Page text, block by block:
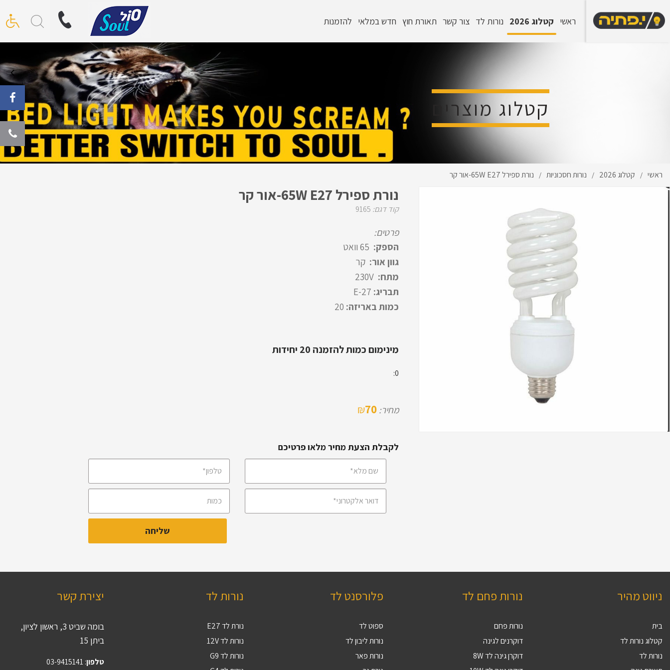
ראשי קטלוג 2026 נורות לד צור קשר תאורת חוץ חדש במלאי להזמנות
קטלוג מוצרים
ראשי / קטלוג 2026 / נורות חסכוניות / נורת ספירל 65W E27-אור קר
נורת ספירל 65W E27-אור קר
קוד דגם: 9165
פרטים:
הספק:
גוון אור: קר
מתח:
תבריג:
כמות באריזה:
מינימום כמות להזמנה 20 יחידות
0:
מחיר: 70
₪
לקבלת הצעת מחיר מלאו פרטיכם
ניווט מהיר
בית
קטלוג נורות לד
נורות לד
נורות פחם לד
נורות פחם
דוקרנים לגינה
דוקרן גינה לד 8W
פלורסנט לד
ספוט לד
נורות ליבון לד
נורות פאר
נורות לד
נורת לד E27
נורות לד 12V
נורות לד G9
יצירת קשר
בומה שביט 3, ראשון לציון,
ביתן 15
טלפון:
03-9415141